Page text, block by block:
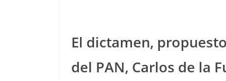
El dictamen,
del PAN, Carlos de la